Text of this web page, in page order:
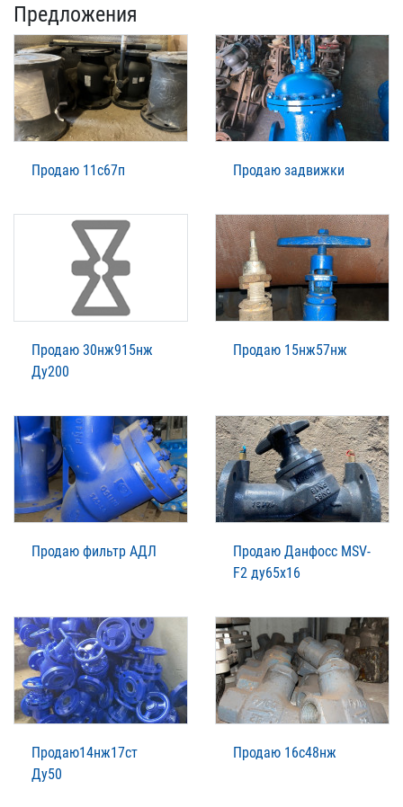
Предложения
Продаю 11с67п Продаю задвижки
Продаю 30нж915нж
Ду200
Продаю 15нж57нж
Продаю фильтр АДЛ
Продаю Данфосс MSV-
F2 ду65х16
Продаю14нж17ст
Ду50
Продаю 16с48нж